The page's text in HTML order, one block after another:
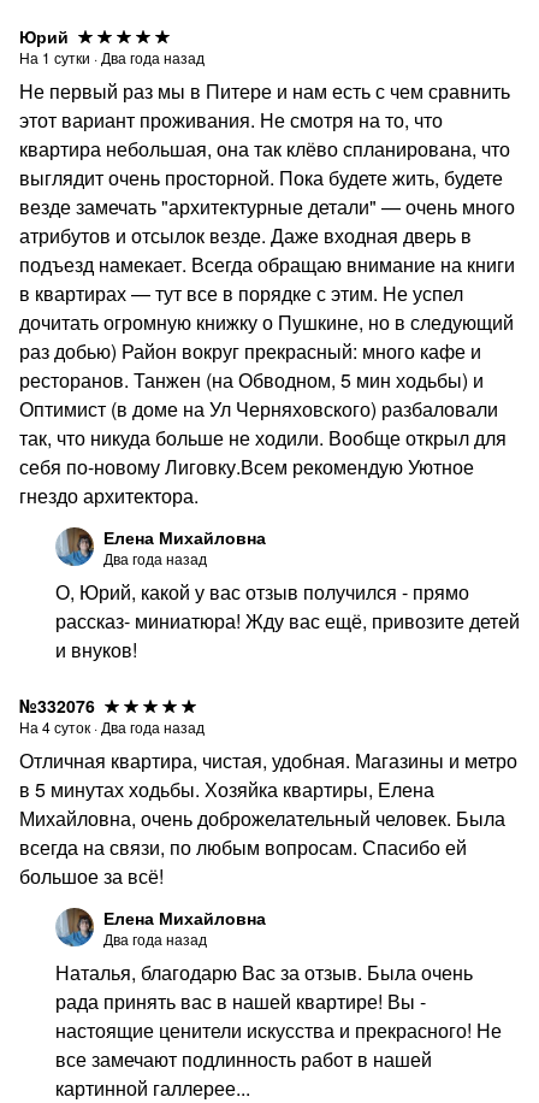
Юрий
На 1 сутки · Два года назад
Не первый раз мы в Питере и нам есть с чем сравнить
этот вариант проживания. Не смотря на то, что
квартира небольшая, она так клёво спланирована, что
выглядит очень просторной. Пока будете жить, будете
везде замечать "архитектурные детали" — очень много
атрибутов и отсылок везде. Даже входная дверь в
подъезд намекает. Всегда обращаю внимание на книги
в квартирах — тут все в порядке с этим. Не успел
дочитать огромную книжку о Пушкине, но в следующий
раз добью) Район вокруг прекрасный: много кафе и
ресторанов. Танжен (на Обводном, 5 мин ходьбы) и
Оптимист (в доме на Ул Черняховского) разбаловали
так, что никуда больше не ходили. Вообще открыл для
себя по-новому Лиговку.Всем рекомендую Уютное
гнездо архитектора.
Елена Михайловна
Два года назад
О, Юрий, какой у вас отзыв получился - прямо
рассказ- миниатюра! Жду вас ещё, привозите детей
и внуков!
№332076
На 4суток · Два года назад
Отличная квартира, чистая, удобная. Магазины и метро
в 5 минутах ходьбы. Хозяйка квартиры, Елена
Михайловна, очень доброжелательный человек. Была
всегда на связи, по любым вопросам. Спасибо ей
большое за всё!
Елена Михайловна
Два года назад
Наталья, благодарю Вас за отзыв. Была очень
рада принять вас в нашей квартире! Вы -
настоящие ценители искусства и прекрасного! Не
все замечают подлинность работ в нашей
картинной галлерее...